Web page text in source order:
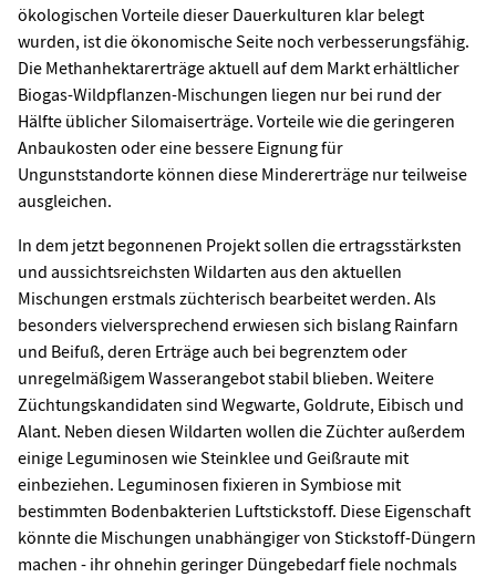
ökologischen Vorteile dieser Dauerkulturen klar belegt
wurden, ist die ökonomische Seite noch verbesserungsfähig.
Die Methanhektarerträge aktuell auf dem Markt erhältlicher
Biogas-Wildpflanzen-Mischungen liegen nur bei rund der
Hälfte üblicher Silomaiserträge. Vorteile wie die geringeren
Anbaukosten oder eine bessere Eignung für
Ungunststandorte können diese Mindererträge nur teilweise
ausgleichen.
In dem jetzt begonnenen Projekt sollen die ertragsstärksten
und aussichtsreichsten Wildarten aus den aktuellen
Mischungen erstmals züchterisch bearbeitet werden. Als
besonders vielversprechend erwiesen sich bislang Rainfarn
und Beifuß, deren Erträge auch bei begrenztem oder
unregelmäßigem Wasserangebot stabil blieben. Weitere
Züchtungskandidaten sind Wegwarte, Goldrute, Eibisch und
Alant. Neben diesen Wildarten wollen die Züchter außerdem
einige Leguminosen wie Steinklee und Geißraute mit
einbeziehen. Leguminosen fixieren in Symbiose mit
bestimmten Bodenbakterien Luftstickstoff. Diese Eigenschaft
könnte die Mischungen unabhängiger von Stickstoff-Düngern
machen - ihr ohnehin geringer Düngebedarf fiele nochmals